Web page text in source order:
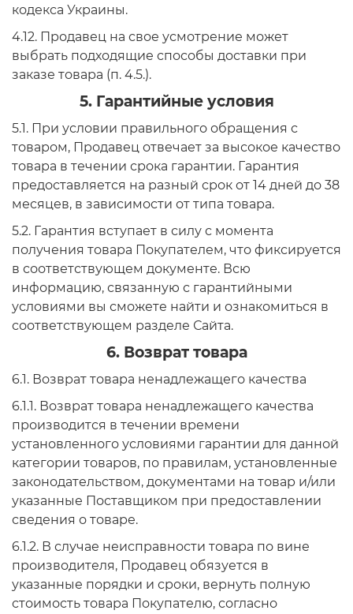
кодекса Украины.
4.12. Продавец на свое усмотрение может
выбрать подходящие способы доставки при
заказе товара (п. 4.5.).
5. Гарантийные условия
5.1. При условии правильного обращения с
товаром, Продавец отвечает за высокое качество
товара в течении срока гарантии. Гарантия
предоставляется на разный срок от 14 дней до 38
месяцев, в зависимости от типа товара.
5.2. Гарантия вступает в силу с момента
получения товара Покупателем, что фиксируется
в соответствующем документе. Всю
информацию, связанную с гарантийными
условиями вы сможете найти и ознакомиться в
соответствующем разделе Сайта.
6. Возврат товара
6.1. Возврат товара ненадлежащего качества
6.1.1. Возврат товара ненадлежащего качества
производится в течении времени
установленного условиями гарантии для данной
категории товаров, по правилам, установленные
законодательством, документами на товар и/или
указанные Поставщиком при предоставлении
сведения о товаре.
6.1.2. В случае неисправности товара по вине
производителя, Продавец обязуется в
указанные порядки и сроки, вернуть полную
стоимость товара Покупателю, согласно